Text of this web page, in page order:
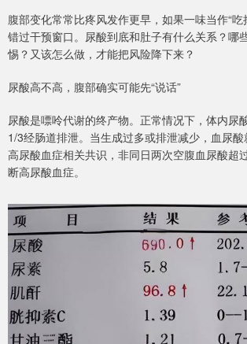
腹部变化常常比疼风发作更早，如果一味当作“吃
错过干预窗口。尿酸到底和肚子有什么关系？哪
惕？又该怎么做，才能把风险降下来？
尿酸高不高，腹部确实可能先“说话”
尿酸是嘌呤代谢的终产物。正常情况下，体内尿
1/3经肠道排泄。当生成过多或排泄减少，血尿
高尿酸血症相关共识，非同日两次空腹血尿酸超
断高尿酸血症。